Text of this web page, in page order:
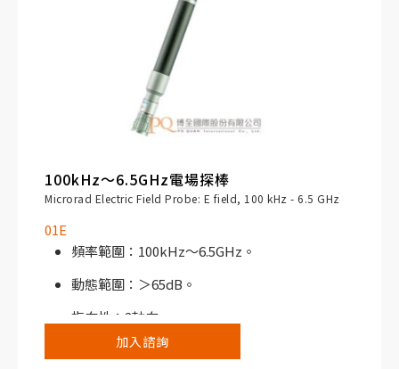
100kHz～6.5GHz電場探棒
Microrad Electric Field Probe: E field, 100 kHz - 6.5 GHz
01E
頻率範圍：100kHz～6.5GHz。
動態範圍：＞65dB。
指向性：3軸向。
搭配NHT310寬頻電磁場分析儀或NHT3D選頻/
加入諮詢